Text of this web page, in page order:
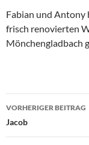
Fabian und Antony
frisch renovierten
Mönchengladbach
VORHERIGER BEITRAG
Jacob